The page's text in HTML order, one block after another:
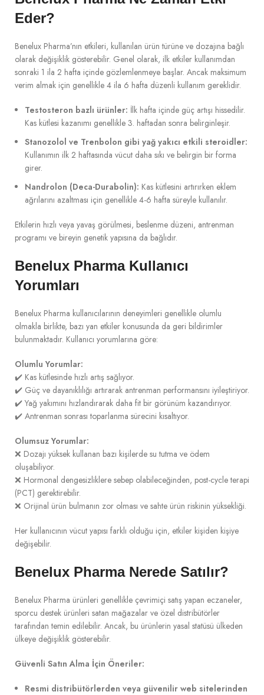
Eder?
Benelux Pharma’nın etkileri, kullanılan ürün türüne ve dozajına bağlı
olarak değişiklik gösterebilir. Genel olarak, ilk etkiler kullanımdan
sonraki 1 ila 2 hafta içinde gözlemlenmeye başlar. Ancak maksimum
verim almak için genellikle 4 ila 6 hafta düzenli kullanım gereklidir.
Testosteron bazlı ürünler: İlk hafta içinde güç artışı hissedilir.
Kas kütlesi kazanımı genellikle 3. haftadan sonra belirginleşir.
Stanozolol ve Trenbolon gibi yağ yakıcı etkili steroidler:
Kullanımın ilk 2 haftasında vücut daha sıkı ve belirgin bir forma
girer.
Nandrolon (Deca-Durabolin): Kas kütlesini artırırken eklem
ağrılarını azaltması için genellikle 4-6 hafta süreyle kullanılır.
Etkilerin hızlı veya yavaş görülmesi, beslenme düzeni, antrenman
programı ve bireyin genetik yapısına da bağlıdır.
Benelux Pharma Kullanıcı
Yorumları
Benelux Pharma kullanıcılarının deneyimleri genellikle olumlu
olmakla birlikte, bazı yan etkiler konusunda da geri bildirimler
bulunmaktadır. Kullanıcı yorumlarına göre:
Olumlu Yorumlar:
✔️ Kas kütlesinde hızlı artış sağlıyor.
✔️ Güç ve dayanıklılığı artırarak antrenman performansını iyileştiriyor.
✔️ Yağ yakımını hızlandırarak daha fit bir görünüm kazandırıyor.
✔️ Antrenman sonrası toparlanma sürecini kısaltıyor.
Olumsuz Yorumlar:
❌ Dozajı yüksek kullanan bazı kişilerde su tutma ve ödem
oluşabiliyor.
❌ Hormonal dengesizliklere sebep olabileceğinden, post-cycle terapi
(PCT) gerektirebilir.
❌ Orijinal ürün bulmanın zor olması ve sahte ürün riskinin yüksekliği.
Her kullanıcının vücut yapısı farklı olduğu için, etkiler kişiden kişiye
değişebilir.
Benelux Pharma Nerede Satılır?
Benelux Pharma ürünleri genellikle çevrimiçi satış yapan eczaneler,
sporcu destek ürünleri satan mağazalar ve özel distribütörler
tarafından temin edilebilir. Ancak, bu ürünlerin yasal statüsü ülkeden
ülkeye değişiklik gösterebilir.
Güvenli Satın Alma İçin Öneriler:
Resmi distribütörlerden veya güvenilir web sitelerinden